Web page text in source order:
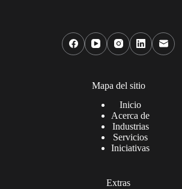
Mapa del sitio
Inicio
Acerca de
Industrias
Servicios
Iniciativas
Extras